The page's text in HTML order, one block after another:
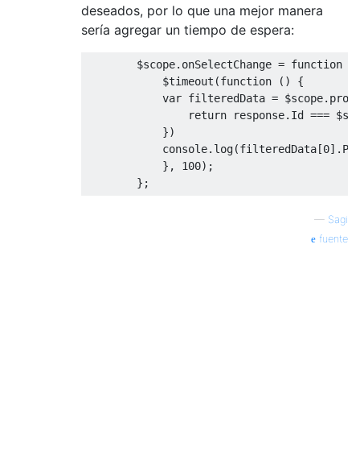
deseados, por lo que una mejor manera
sería agregar un tiempo de espera:
        $scope
. onSelectChange = function
            $timeout
(function ()
{
var filteredData = $scope.
return response. Id ===
})
            console
. log(filteredData[0].
},
100);
};
— Sagi
fuente